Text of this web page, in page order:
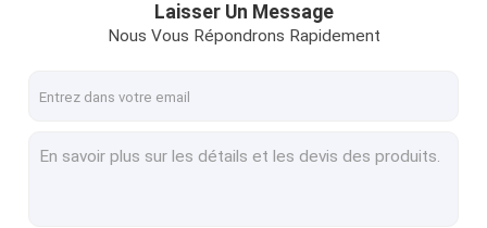
Colorants de soufre
Additifs communs
Laisser Un Message
Nous Vous Répondrons Rapidement